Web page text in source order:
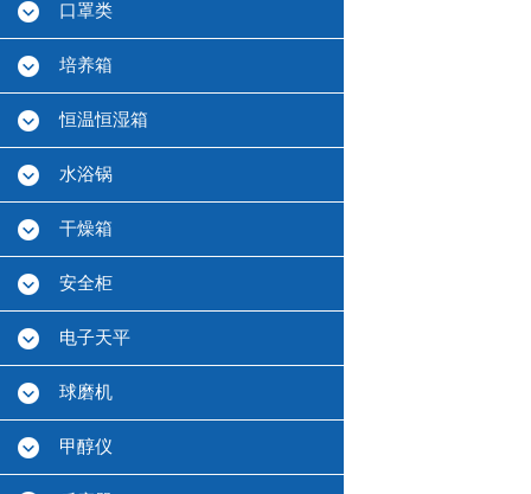
口罩类
培养箱
恒温恒湿箱
水浴锅
干燥箱
安全柜
电子天平
球磨机
甲醇仪